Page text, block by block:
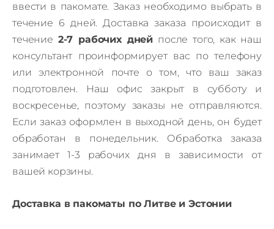
ввести в пакомате. Заказ необходимо выбрать в
течение 6 дней. Доставка заказа происходит в
течение 2-7 рабочих дней после того, как наш
консультант проинформирует вас по телефону
или электронной почте о том, что ваш заказ
подготовлен.
Наш офис закрыт в субботу и
воскресенье, поэтому заказы не отправляются.
Если заказ оформлен в выходной день, он будет
обработан в понедельник.
Обработка заказа
занимает 1-3 рабочих дня в зависимости от
вашей корзины.
Доставка в пакоматы по Литве и Эстонии